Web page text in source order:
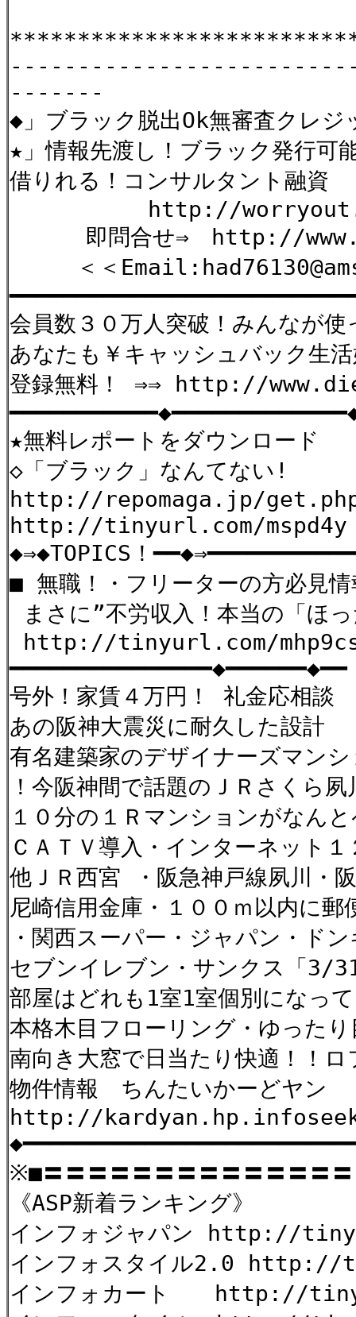
-------
◆」ブラック脱出Ok無審査クレ
★」情報先渡し！ブラック発行
借りれる！コンサルタント融資
http://
即問合せ⇒ http://
＜＜
会員数３０万人突破！みんなが
あなたも￥キャッシュバック生
登録無料！ ⇒⇒ http://
★無料レポートをダウンロード
◇「ブラック」なんてない!
http://repomaga.jp/
http://tinyurl.com/mspd4y
◆⇒◆TOPICS！
■ 無職！・フリーターの方必見情
まさに”不労収入！本当の「ほ
http://tinyurl.com/
━━━━━━━━━━━━━━━◆━━━━━━◆━━
号外！家賃４万円！ 礼金応相談
あの阪神大震災に耐久した設計
有名建築家のデザイナーズマン
！今阪神間で話題のＪＲさくら
１０分の１Ｒマンションがなん
ＣＡＴＶ導入・インターネット１
他ＪＲ西宮 ・阪急神戸線夙川・
尼崎信用金庫・１００ｍ以内に
・関西スーパー・ジャパン・ド
セブンイレブン・サンクス「3/
部屋はどれも1室1室個別になっ
本格木目フローリング・ゆった
南向き大窓で日当たり快適！！
物件情報 ちんたいかーどヤン
http://
※■〓〓〓〓〓〓〓〓〓〓〓〓〓
《ASP新着ランキング》
インフォジャパン http://
インフォスタイル2.0
インフォカート http://